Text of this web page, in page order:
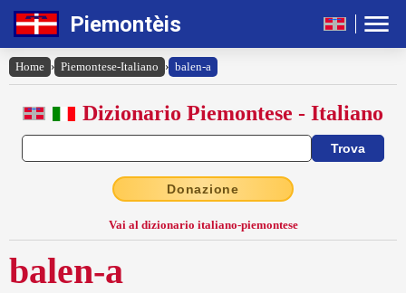
Piemontèis
Home › Piemontese-Italiano › balen-a
Dizionario Piemontese - Italiano
Donazione
Vai al dizionario italiano-piemontese
balen-a